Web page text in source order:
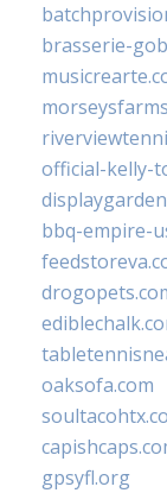
brasserie-
official-kelly-
bbq-empire-
oaksofa.com
gpsyfl.org